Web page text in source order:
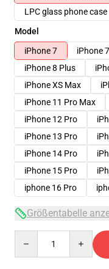
LPC glass phone case
Model
iPhone 7
iPhone
iPhone 8 Plus
iPhone XS Max
iPhone 11 Pro Max
iPhone 12 Pro
iPhone 13 Pro
iPhone 14 Pro
iPhone 15 Pro
iphone 16 Pro
Größentabelle